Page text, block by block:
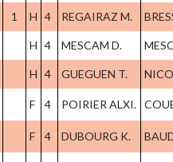
1 H 4 REGAIRAZ M.
H 4 MESCAM D.
H 4 GUEGUEN T.
F 4 POIRIER ALXI.
F 4 DUBOURG K.